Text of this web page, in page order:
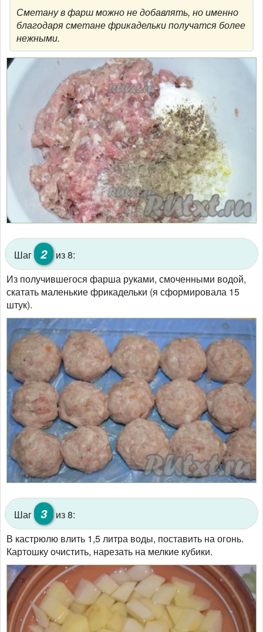
Сметану в фарш можно не добавлять, но именно
благодаря сметане фрикадельки получатся более
нежными.
Шаг 2
из 8:
Из получившегося фарша руками, смоченными водой,
скатать маленькие фрикадельки (я сформировала 15
штук).
Шаг 3
из 8:
В кастрюлю влить 1,5 литра воды, поставить на огонь.
Картошку очистить, нарезать на мелкие кубики.